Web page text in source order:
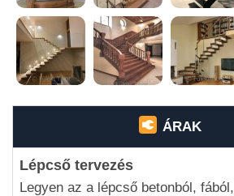
ÁRAK
Lépcső tervezés
Legyen az a lépcső betonból, fából,